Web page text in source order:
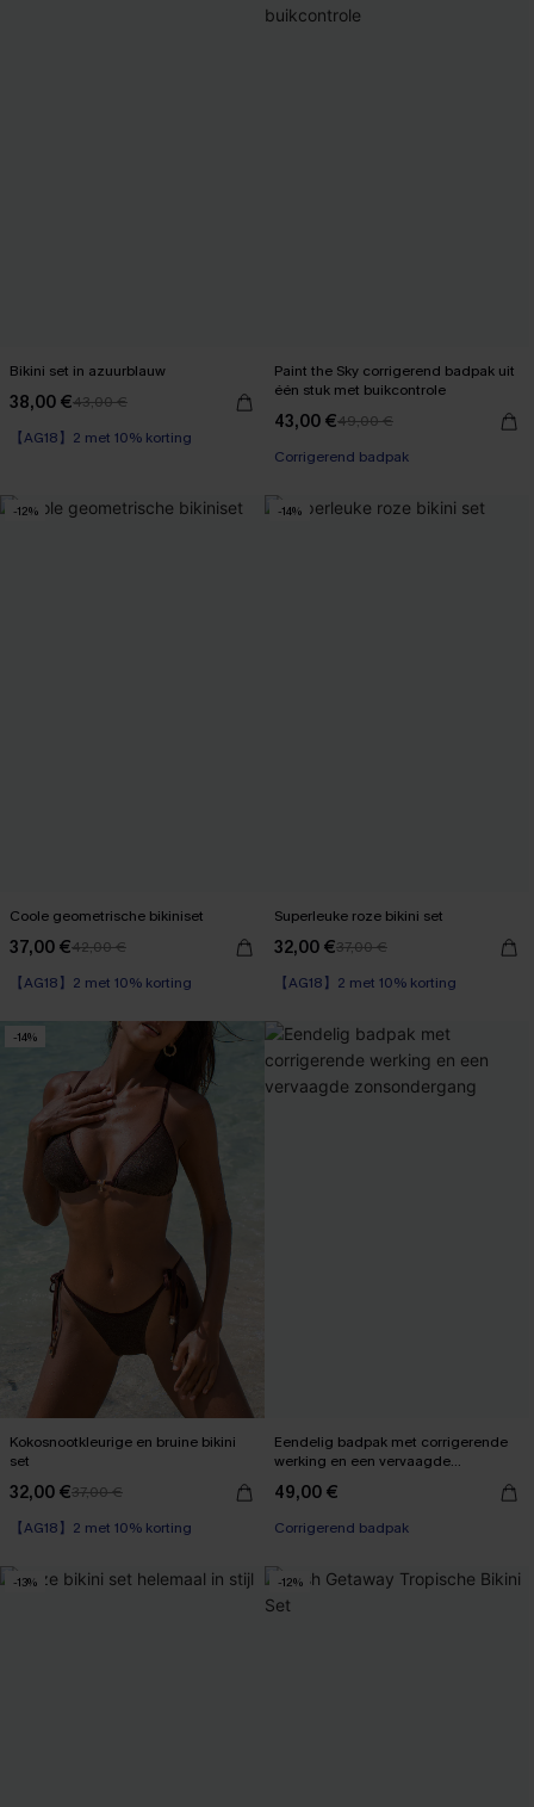
Bikini set in azuurblauw
38,00 €43,00 €
【AG18】2 met 10% korting
Paint the Sky corrigerend badpak uit
één stuk met buikcontrole
43,00 €49,00 €
Corrigerend badpak
-12%
Coole geometrische bikiniset
37,00 €42,00 €
【AG18】2 met 10% korting
-14%
Superleuke roze bikini set
32,00 €37,00 €
【AG18】2 met 10% korting
-14%
Kokosnootkleurige en bruine bikini
set
32,00 €37,00 €
【AG18】2 met 10% korting
Eendelig badpak met corrigerende
werking en een vervaagde
49,00 €
【AG18】2 met 10% korting
Corrigerend badpak
-13% -12%